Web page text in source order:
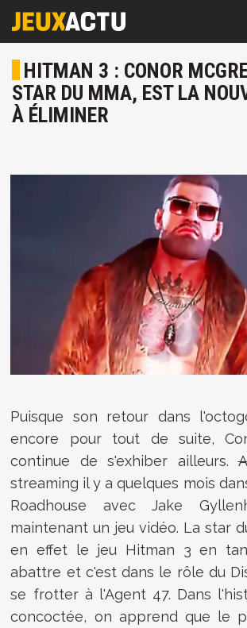
HITMAN 3 : CONOR
STAR DU MMA, EST LA
À ÉLIMINER
Puisque son retour dans
encore pour tout de suite,
continue de s'exhiber ailleurs.
streaming il y a quelques mois
Roadhouse avec Jake
maintenant un jeu vidéo. La star
en effet le jeu Hitman 3 en
abattre et c'est dans le rôle du
se frotter à l'Agent 47. Dans
concoctée, on apprend que le